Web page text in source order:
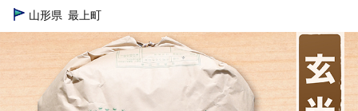
TOP
米・穀物 米 【令和8年産予約】【玄米】山形県産 も
米・穀物 米 玄米 【令和8年産予約】【玄米】
TOP 米・穀物 ほかの米 【令和8年産予約】【玄
山形県 最上町